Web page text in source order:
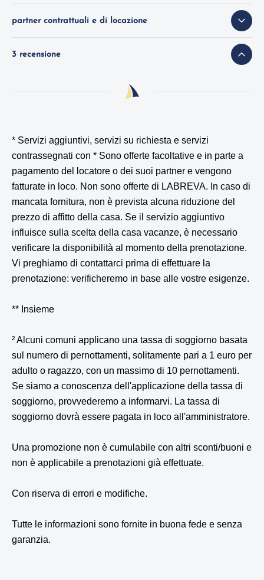
partner contrattuali e di locazione
3 recensione
* Servizi aggiuntivi, servizi su richiesta e servizi
contrassegnati con * Sono offerte facoltative e in parte a
pagamento del locatore o dei suoi partner e vengono
fatturate in loco. Non sono offerte di LABREVA. In caso di
mancata fornitura, non è prevista alcuna riduzione del
prezzo di affitto della casa. Se il servizio aggiuntivo
influisce sulla scelta della casa vacanze, è necessario
verificare la disponibilità al momento della prenotazione.
Vi preghiamo di contattarci prima di effettuare la
prenotazione: verificheremo in base alle vostre esigenze.
** Insieme
² Alcuni comuni applicano una tassa di soggiorno basata
sul numero di pernottamenti, solitamente pari a 1 euro per
adulto o ragazzo, con un massimo di 10 pernottamenti.
Se siamo a conoscenza dell'applicazione della tassa di
soggiorno, provvederemo a informarvi. La tassa di
soggiorno dovrà essere pagata in loco all'amministratore.
Una promozione non è cumulabile con altri sconti/buoni e
non è applicabile a prenotazioni già effettuate.
Con riserva di errori e modifiche.
Tutte le informazioni sono fornite in buona fede e senza
garanzia.